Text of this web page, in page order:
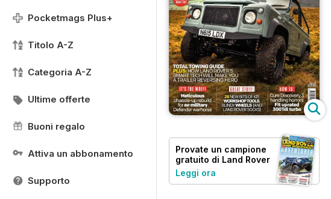
Pocketmags Plus+
Titolo A-Z
Categoria A-Z
Ultime offerte
Buoni regalo
Attiva un abbonamento
Supporto
Provate un campione
gratuito di Land Rover
Owner
Leggi ora